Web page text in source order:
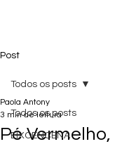
Post
Todos os posts
EIXOENCENA
Todos os posts
Pé
Paola Antony
3 min de leitura